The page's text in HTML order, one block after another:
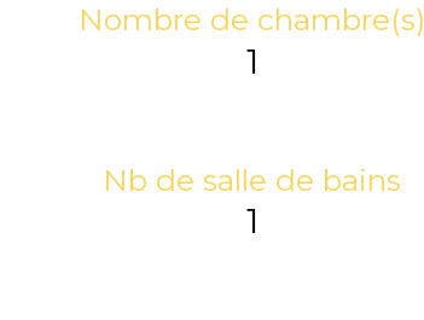
Nombre de chambre(s)
1
Nb de salle de bains
1